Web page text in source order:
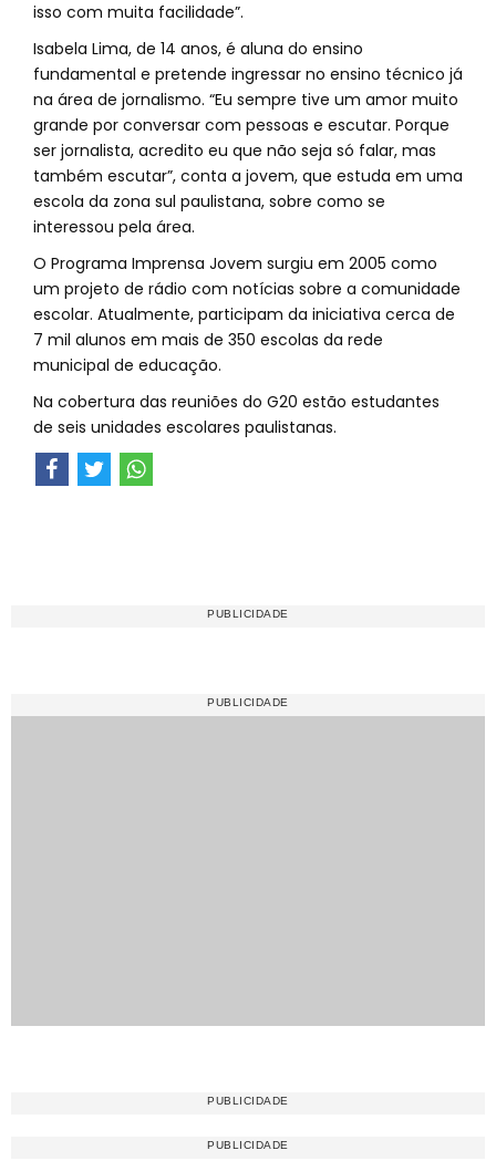
isso com muita facilidade”.
Isabela Lima, de 14 anos, é aluna do ensino
fundamental e pretende ingressar no ensino técnico já
na área de jornalismo. “Eu sempre tive um amor muito
grande por conversar com pessoas e escutar. Porque
ser jornalista, acredito eu que não seja só falar, mas
também escutar”, conta a jovem, que estuda em uma
escola da zona sul paulistana, sobre como se
interessou pela área.
O Programa Imprensa Jovem surgiu em 2005 como
um projeto de rádio com notícias sobre a comunidade
escolar. Atualmente, participam da iniciativa cerca de
7 mil alunos em mais de 350 escolas da rede
municipal de educação.
Na cobertura das reuniões do G20 estão estudantes
de seis unidades escolares paulistanas.